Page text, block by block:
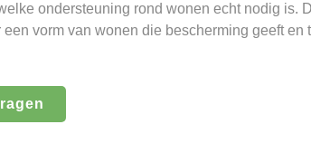
ondersteuning rond wonen echt nodig is.
vorm van wonen die bescherming geeft en